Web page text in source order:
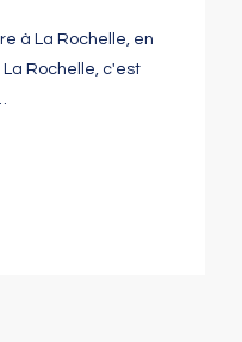
à La Rochelle, en
La Rochelle, c'est